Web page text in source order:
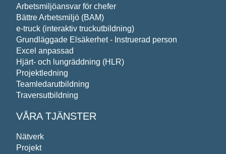
Arbetsmiljöansvar för chefer
Bättre Arbetsmiljö (BAM)
e-truck (interaktiv truckutbildning)
Grundläggade Elsäkerhet - Instruerad person
Excel anpassad
Hjärt- och lungräddning (HLR)
Projektledning
Teamledarutbildning
Traversutbildning
VÅRA TJÄNSTER
Nätverk
Projekt